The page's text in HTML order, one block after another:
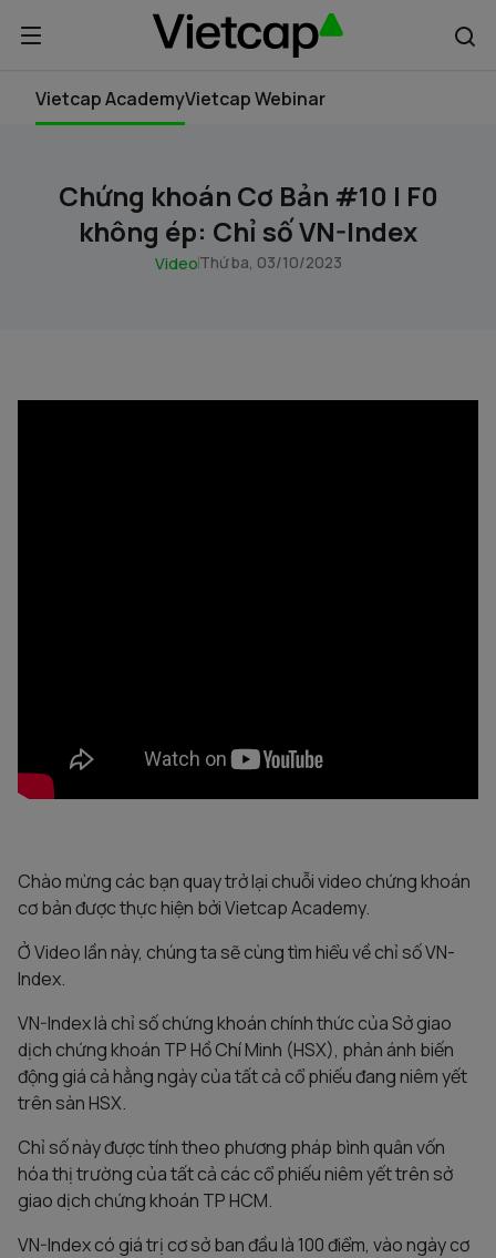
Vietcap AcademyVietcap Webinar
Chứng khoán Cơ Bản #10 | F0
không ép: Chỉ số VN-Index
VideoThứ ba, 03/10/2023
Chào mừng các bạn quay trở lại chuỗi video chứng khoán
cơ bản được thực hiện bởi Vietcap Academy.
Ở Video lần này, chúng ta sẽ cùng tìm hiểu về chỉ số VN-
Index.
VN-Index là chỉ số chứng khoán chính thức của Sở giao
dịch chứng khoán TP Hồ Chí Minh (HSX), phản ánh biến
động giá cả hằng ngày của tất cả cổ phiếu đang niêm yết
trên sàn HSX.
Chỉ số này được tính theo phương pháp bình quân vốn
hóa thị trường của tất cả các cổ phiếu niêm yết trên sở
giao dịch chứng khoán TP HCM.
VN-Index có giá trị cơ sở ban đầu là 100 điểm, vào ngày cơ